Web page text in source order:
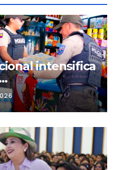
intensifica
y espacios
684
zonas
de